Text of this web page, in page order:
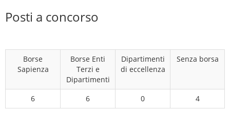
Posti a concorso
Borse
Sapienza
Borse Enti
Terzi e
Dipartimenti
Dipartimenti
di eccellenza
Senza borsa
6 6 0 4